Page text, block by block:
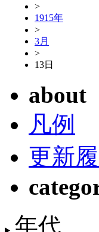
>
1915年
>
3月
>
13日
about
凡例
更新
年代